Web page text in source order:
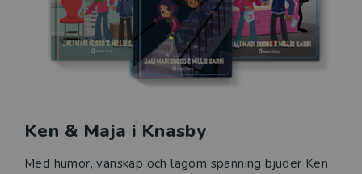
Ken & Maja i Knasby
Med humor, vänskap och lagom spänning bjuder Ken